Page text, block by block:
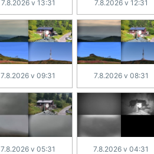
7.8.2026 v 13:31 7.8.2026 v 12:31
7.8.2026 v 09:31 7.8.2026 v 08:31
7.8.2026 v 05:31 7.8.2026 v 04:31